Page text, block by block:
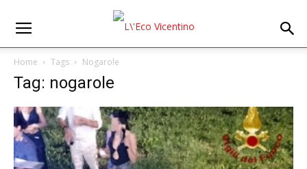
Home Tags Nogarole
Tag: nogarole